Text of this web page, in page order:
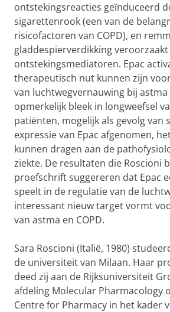
ontstekingsreacties geïnduceerd
sigarettenrook (een van de
risicofactoren van COPD), en
gladdespierverdikking
ontstekingsmediatoren. Epac
therapeutisch nut kunnen zijn
van luchtwegvernauwing bij astma
opmerkelijk bleek in longweefsel
patiënten, mogelijk als gevolg van
expressie van Epac afgenomen,
kunnen dragen aan de
ziekte. De resultaten die Roscioni
proefschrift suggereren dat Epac
speelt in de regulatie van de
interessant nieuw target vormt
van astma en COPD.
Sara Roscioni (Italië, 1980)
de universiteit van Milaan. Haar
deed zij aan de Rijksuniversiteit
afdeling Molecular Pharmacology
Centre for Pharmacy in het kader